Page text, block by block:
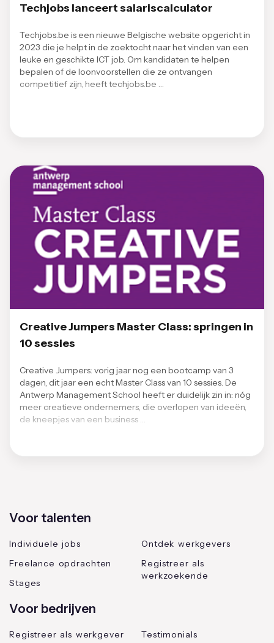
Techjobs lanceert salariscalculator
Techjobs.be is een nieuwe Belgische website opgericht in
2023 die je helpt in de zoektocht naar het vinden van een
leuke en geschikte ICT job. Om kandidaten te helpen
bepalen of de loonvoorstellen die ze ontvangen
competitief zijn, heeft techjobs.be …
Creative Jumpers Master Class: springen in
10 sessies
Creative Jumpers: vorig jaar nog een bootcamp van 3
dagen, dit jaar een echt Master Class van 10 sessies. De
Antwerp Management School heeft er duidelijk zin in: nóg
meer creatieve ondernemers, die overlopen van ideeën,
de kneepjes van een business …
Voor talenten
Individuele jobs
Freelance opdrachten
Stages
Ontdek werkgevers
Registreer als
werkzoekende
Voor bedrijven
Registreer als werkgever Testimonials